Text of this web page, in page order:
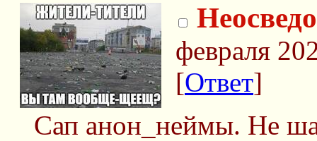
февраля
[Ответ]
Сап анон_неймы. Не